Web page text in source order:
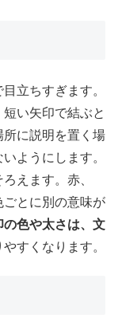
立ちすぎます。
い矢印で結ぶと
に説明を置く場
ようにします。
えます。赤、
とに別の意味が
の色や太さは、文
すくなります。